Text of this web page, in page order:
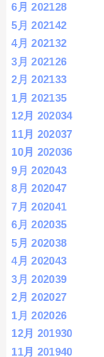
6月 202128
5月 202142
4月 202132
3月 202126
2月 202133
1月 202135
12月 202034
11月 202037
10月 202036
9月 202043
8月 202047
7月 202041
6月 202035
5月 202038
4月 202043
3月 202039
2月 202027
1月 202026
12月 201930
11月 201940